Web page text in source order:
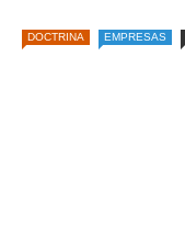
DOCTRINA EMPRESAS